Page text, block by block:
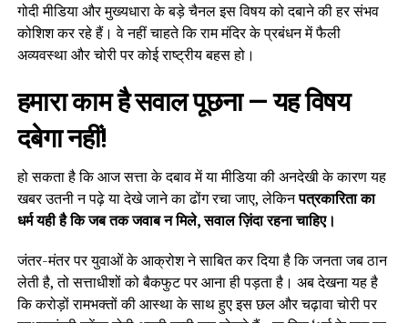
गोदी मीडिया और मुख्यधारा के बड़े चैनल इस विषय को दबाने की हर संभव
कोशिश कर रहे हैं। वे नहीं चाहते कि राम मंदिर के प्रबंधन में फैली
अव्यवस्था और चोरी पर कोई राष्ट्रीय बहस हो।
हमारा काम है सवाल पूछना — यह विषय
दबेगा नहीं!
हो सकता है कि आज सत्ता के दबाव में या मीडिया की अनदेखी के कारण यह
खबर उतनी न पढ़े या देखे जाने का ढोंग रचा जाए, लेकिनपत्रकारिता का
धर्म यही है कि जब तक जवाब न मिले, सवाल ज़िंदा रहना चाहिए।
जंतर-मंतर पर युवाओं के आक्रोश ने साबित कर दिया है कि जनता जब ठान
लेती है, तो सत्ताधीशों को बैकफुट पर आना ही पड़ता है। अब देखना यह है
कि करोड़ों रामभक्तों की आस्था के साथ हुए इस छल और चढ़ावा चोरी पर